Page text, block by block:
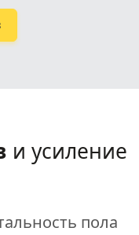
и усиление
пола